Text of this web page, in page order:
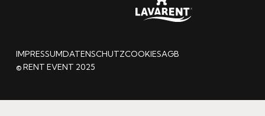
IMPRESSUMDATENSCHUTZCOOKIESAGB
© RENT EVENT 2025